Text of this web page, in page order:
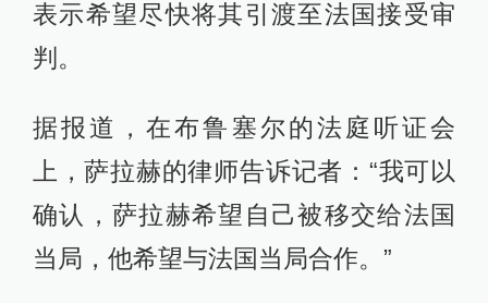
表示希望尽快将其引渡至法国接受审
判。
据报道，在布鲁塞尔的法庭听证会
上，萨拉赫的律师告诉记者：“我可以
确认，萨拉赫希望自己被移交给法国
当局，他希望与法国当局合作。”